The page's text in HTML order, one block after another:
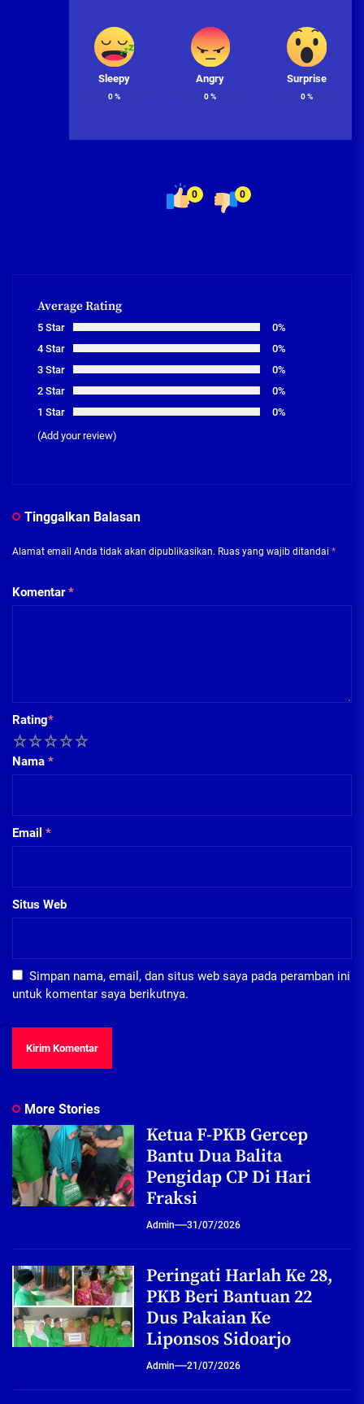
Sleepy
0%
Angry
0%
Surprise
0%
0 0
Average Rating
5 Star
0%
4 Star
0%
3 Star
0%
2 Star
0%
1 Star
0%
(Add your review)
Tinggalkan Balasan
Alamat email Anda tidak akan dipublikasikan. Ruas yang wajib ditandai *
Komentar*
Rating*
5
4
3
2
Nama *
Email *
Situs Web
Simpan nama, email, dan situs web saya pada peramban ini
untuk komentar saya berikutnya.
More Stories
Ketua F-PKB Gercep
Bantu Dua Balita
Pengidap CP Di Hari
Fraksi
Admin 31/07/2026
Peringati Harlah Ke 28,
PKB Beri Bantuan 22
Dus Pakaian Ke
Liponsos Sidoarjo
Admin 21/07/2026